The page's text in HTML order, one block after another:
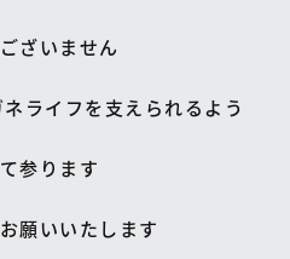
ざいません
ライフを支えられるよう
参ります
願いいたします